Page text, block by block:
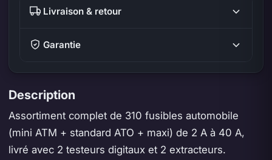
Livraison & retour
Garantie
Description
Assortiment complet de 310 fusibles automobile
(mini ATM + standard ATO + maxi) de 2 A à 40 A,
livré avec 2 testeurs digitaux et 2 extracteurs.